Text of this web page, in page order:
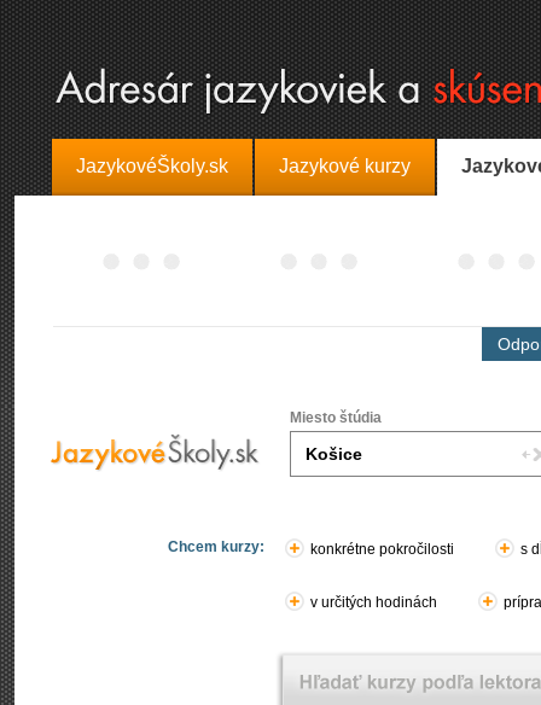
JazykovéŠkoly.sk Jazykové kurzy
Miesto štúdia
Chcem kurzy: konkrétne pokročilosti s
v určitých hodinách